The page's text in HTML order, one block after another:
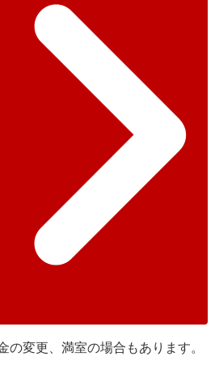
変更、満室の場合もあります。